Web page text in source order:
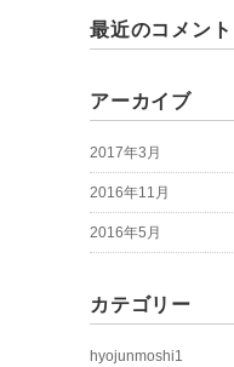
最近のコメント
アーカイブ
2017年3月
2016年11月
2016年5月
カテゴリー
hyojunmoshi1